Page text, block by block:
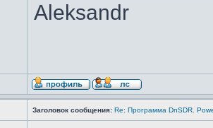
Aleksandr
Заголовок сообщения: Re: Программа DnSDR.